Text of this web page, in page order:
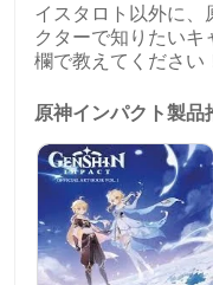
イスタロト以外に、
クターで知りたいキ
欄で教えてください
原神インパクト製品